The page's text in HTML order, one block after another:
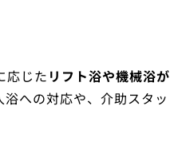
応じた リフト浴や機械浴が
浴への対応や、介助スタッ